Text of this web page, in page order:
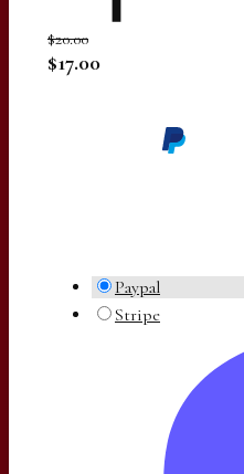
$20.00
$17.00
Paypal
Stripe